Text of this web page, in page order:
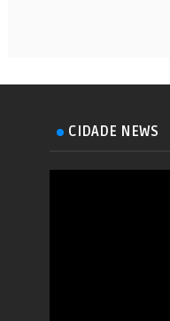
CIDADE NEWS